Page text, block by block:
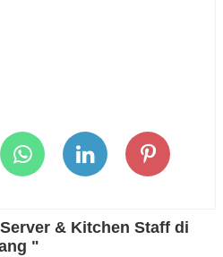
& Kitchen Staff di
"